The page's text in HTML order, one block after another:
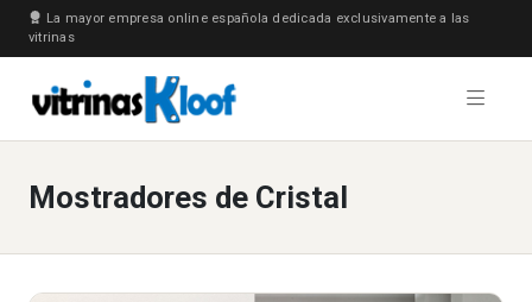
La mayor empresa online española dedicada exclusivamente a las
vitrinas
Mostradores de Cristal